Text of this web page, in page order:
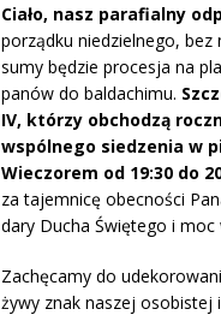
Ciało, nasz parafialny
porządku niedzielnego, bez
sumy będzie procesja na
panów do baldachimu.
IV, którzy obchodzą
wspólnego siedzenia w
Wieczorem od 19:30 do
za tajemnicę obecności
dary Ducha Świętego i moc
Zachęcamy do
żywy znak naszej osobistej